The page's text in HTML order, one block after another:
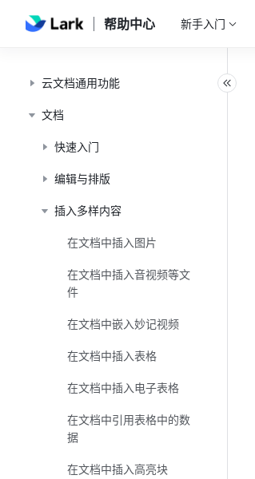
帮助中心 新手入门
云文档通用功能
文档
快速入门
编辑与排版
插入多样内容
在文档中插入图片
在文档中插入音视频等文
件
在文档中嵌入妙记视频
在文档中插入表格
在文档中插入电子表格
在文档中引用表格中的数
据
在文档中插入高亮块